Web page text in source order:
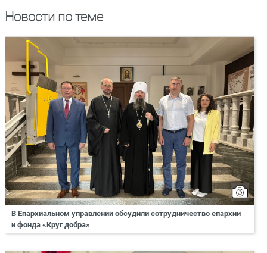
Новости по теме
В Епархиальном управлении обсудили сотрудничество епархии
и фонда «Круг добра»